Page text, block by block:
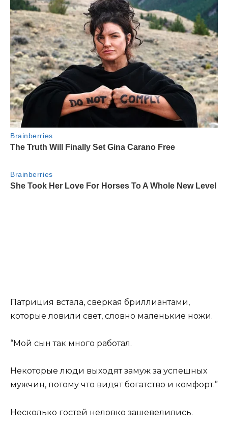
Патриция встала, сверкая бриллиантами,
которые ловили свет, словно маленькие ножи.
“Мой сын так много работал.
Некоторые люди выходят замуж за успешных
мужчин, потому что видят богатство и комфорт.”
Несколько гостей неловко зашевелились.